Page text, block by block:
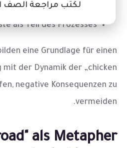
Übe Selbstdisziplin.
als Teil des Prozesses.
eine Grundlage für einen
mit der Dynamik der „chicken
negative Konsequenzen zu
vermeiden.
als Metapher
لكتب مراجعة الصف